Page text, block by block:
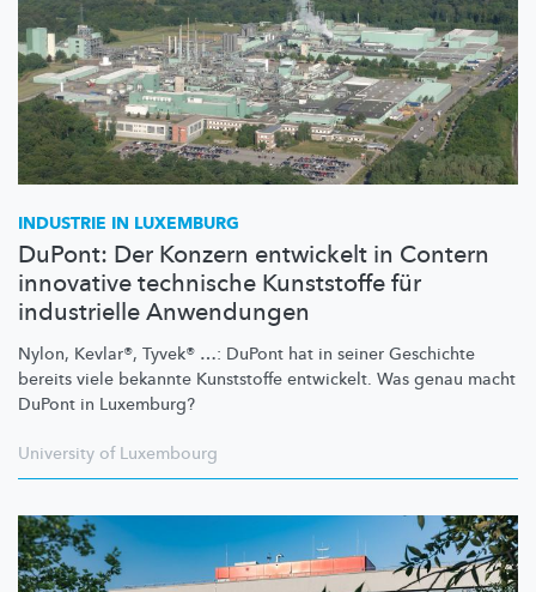
INDUSTRIE IN LUXEMBURG
DuPont: Der Konzern entwickelt in Contern
innovative technische Kunststoffe für
industrielle Anwendungen
Nylon, Kevlar®, Tyvek® …: DuPont hat in seiner Geschichte
bereits viele bekannte Kunststoffe entwickelt. Was genau macht
DuPont in Luxemburg?
University of Luxembourg